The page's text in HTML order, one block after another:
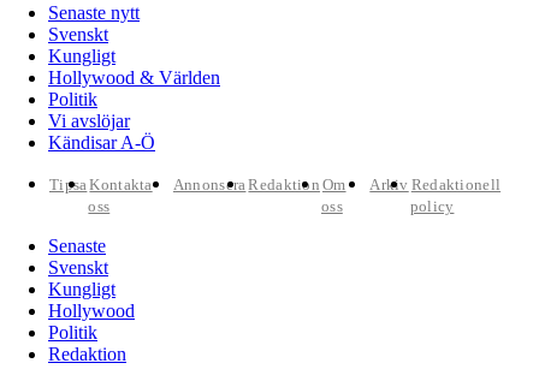
Senaste nytt
Svenskt
Kungligt
Hollywood & Världen
Politik
Vi avslöjar
Kändisar A-Ö
TipsaKontakta
oss
AnnonseraRedaktion Om
oss
Arkiv Redaktionell
policy
Senaste
Svenskt
Kungligt
Hollywood
Politik
Redaktion